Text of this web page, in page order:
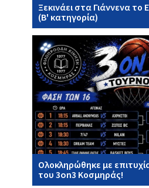
Ξεκινάει στα Γιάννενα
(Β' κατηγορία)
Ολοκληρώθηκε με
του 3on3 Κοσμηράς!